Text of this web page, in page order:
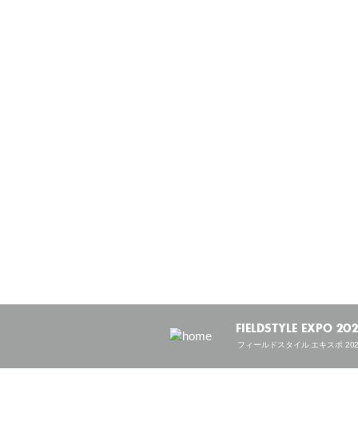
FIELDSTYLE EXPO
フィールドスタイル エキスポ